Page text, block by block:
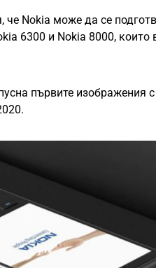
Nokia може да се
6300 и Nokia 8000, които
първите изображения